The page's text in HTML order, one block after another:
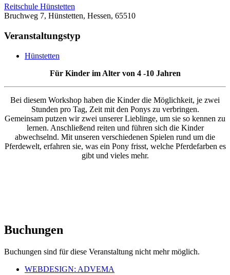
Reitschule Hünstetten
Bruchweg 7, Hünstetten, Hessen, 65510
Veranstaltungstyp
Hünstetten
Für Kinder im Alter von 4 -10 Jahren
Bei diesem Workshop haben die Kinder die Möglichkeit, je zwei
Stunden pro Tag, Zeit mit den Ponys zu verbringen.
Gemeinsam putzen wir zwei unserer Lieblinge, um sie so kennen zu
lernen. Anschließend reiten und führen sich die Kinder
abwechselnd. Mit unseren verschiedenen Spielen rund um die
Pferdewelt, erfahren sie, was ein Pony frisst, welche Pferdefarben es
gibt und vieles mehr.
Buchungen
Buchungen sind für diese Veranstaltung nicht mehr möglich.
WEBDESIGN: ADVEMA